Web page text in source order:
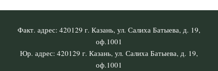
Факт. адрес: 420129 г. Казань, ул. Салиха Батыева, д. 19,
оф.1001
Юр. адрес: 420129 г. Казань, ул. Салиха Батыева, д. 19,
оф.1001